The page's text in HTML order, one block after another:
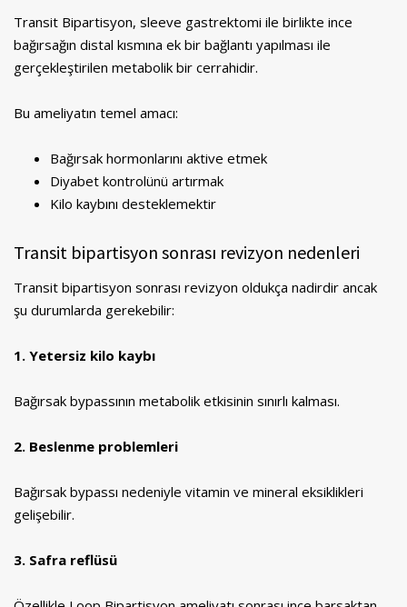
Transit Bipartisyon, sleeve gastrektomi ile birlikte ince
bağırsağın distal kısmına ek bir bağlantı yapılması ile
gerçekleştirilen metabolik bir cerrahidir.
Bu ameliyatın temel amacı:
Bağırsak hormonlarını aktive etmek
Diyabet kontrolünü artırmak
Kilo kaybını desteklemektir
Transit bipartisyon sonrası revizyon nedenleri
Transit bipartisyon sonrası revizyon oldukça nadirdir ancak
şu durumlarda gerekebilir:
1. Yetersiz kilo kaybı
Bağırsak bypassının metabolik etkisinin sınırlı kalması.
2. Beslenme problemleri
Bağırsak bypassı nedeniyle vitamin ve mineral eksiklikleri
gelişebilir.
3. Safra reflüsü